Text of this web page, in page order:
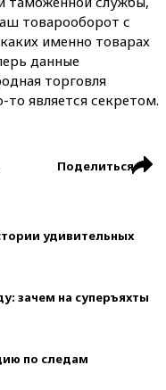
товарооборот с
именно товарах
данные
торговля
является секретом.
Поделиться
удивительных
зачем на суперъяхты
по следам